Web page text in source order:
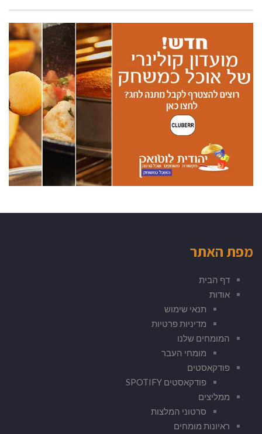
מפת האתר
דף הבית
אודות
תנאי שימוש
מדיניות פרטיות
המומחים שלנו
מומחי העבר
פודקאסטים
פודקאסטים SPOTIFY
ממליצים
סרטוני המלצות
ראיונות מומחים